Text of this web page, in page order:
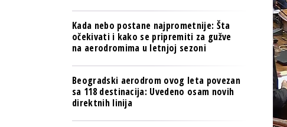
TECH I AI
BIZNIS & SPORT
PULS REGIONA
NOVO NA RAFU
PULS REGIONA
NOVO NA RAFU
Kada nebo postane najprometnije: Šta
očekivati i kako se pripremiti za gužve
na aerodromima u letnjoj sezoni
Beogradski aerodrom ovog leta povezan
sa 118 destinacija: Uvedeno osam novih
direktnih linija